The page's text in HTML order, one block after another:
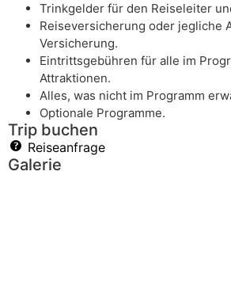
Trinkgelder für den Reiseleiter
Reiseversicherung oder jegliche
Versicherung.
Eintrittsgebühren für alle im
Attraktionen.
Alles, was nicht im Programm
Optionale Programme.
Trip buchen
Reiseanfrage
Galerie